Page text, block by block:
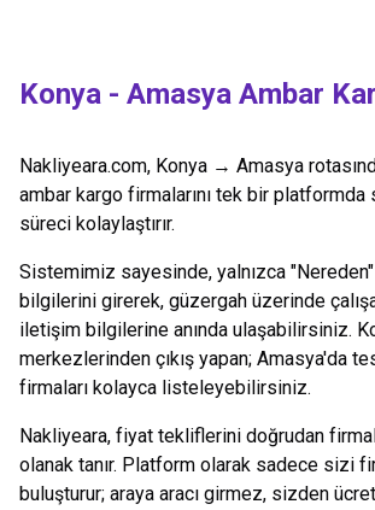
Konya - Amasya Ambar
Nakliyeara.com, Konya → Amasya
ambar kargo firmalarını tek bir
süreci kolaylaştırır.
Sistemimiz sayesinde, yalnızca
bilgilerini girerek, güzergah üzerinde
iletişim bilgilerine anında ulaşabilirsiniz.
merkezlerinden çıkış yapan; Amasya'da
firmaları kolayca listeleyebilirsiniz.
Nakliyeara, fiyat tekliflerini doğrudan
olanak tanır. Platform olarak sadece sizi
buluşturur; araya aracı girmez, sizden